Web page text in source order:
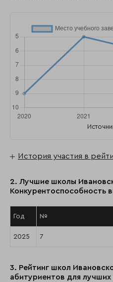
История участия в
2. Лучшие школы
Конкурентоспособность
Год №
2025 7
3. Рейтинг школ
абитуриентов для лучших